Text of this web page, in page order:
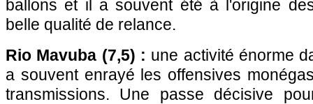
ballons et il a souvent été à l'origine
belle qualité de relance.
Rio Mavuba (7,5) : une activité énorme
a souvent enrayé les offensives
transmissions. Une passe décisive